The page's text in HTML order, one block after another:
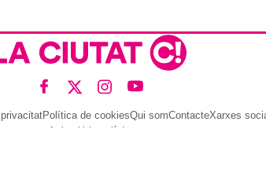
Política de cookiesQui somContacteXarxes
Amb col·laboració de: